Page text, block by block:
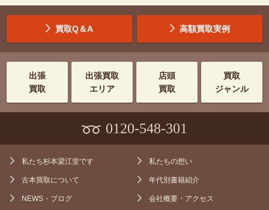
買取Q＆A 高額買取実例
出張
買取
出張買取
エリア
店頭
買取
買取
ジャンル
0120-548-301
私たち杉本梁江堂です 私たちの想い
古本買取について 年代別書籍紹介
NEWS・ブログ 会社概要・アクセス